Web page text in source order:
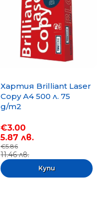
Хартия Brilliant Laser
Copy A4 500 л. 75
g/m2
€3.00
5.87 лв.
€5.86
11.46 лв.